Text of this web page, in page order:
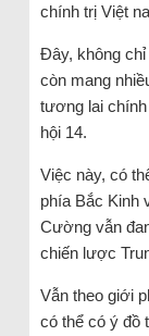
chính trị Việt
Đây, không chỉ
còn mang
tương lai
hội 14.
Việc này, có
phía Bắc Kinh
Cường vẫn
chiến lược
Vẫn theo giới
có thể có ý đồ